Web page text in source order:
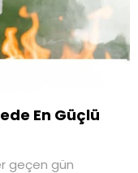
En Güçlü
geçen gün